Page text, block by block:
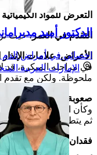
التعرض للمواد الكيميائية
التقدم في العمر، حيث
الأعراض: علامات الإنذار
في مراحله المبكرة،
ملحوظة. ولكن مع تقدم
صعوبة البلع (عسر البلع):
وكأن الطعام عالق في
ثم يتطور إلى السوائل.
فقدان الوزن غير المبرر.
الدكتور أميد
اخصائي في أمراض الدم
الإمارات العربية